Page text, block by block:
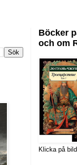
Böcker
och om
Klicka på